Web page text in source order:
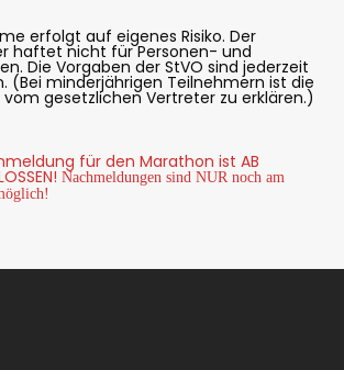
erfolgt auf eigenes Risiko. Der
haftet nicht für Personen- und
Die Vorgaben der StVO sind jederzeit
(Bei minderjährigen Teilnehmern ist die
vom gesetzlichen Vertreter zu erklären.)
für den Marathon ist AB
Nachmeldungen sind NUR noch am